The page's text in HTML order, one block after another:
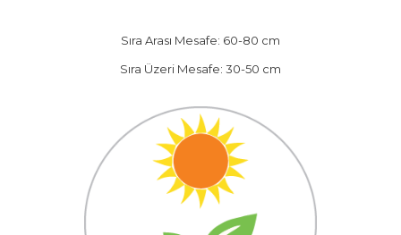
Sıra Arası Mesafe: 60-80 cm
Sıra Üzeri Mesafe: 30-50 cm